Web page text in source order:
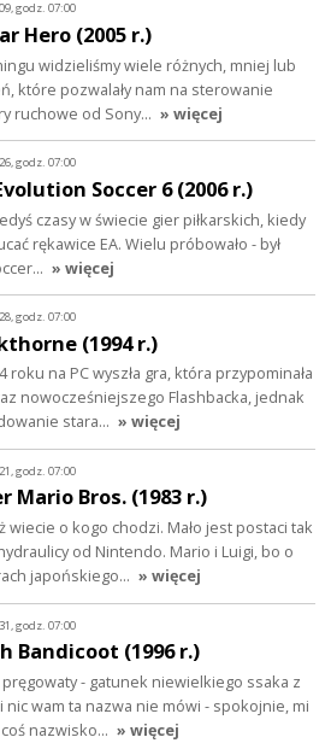
godz. 07:00
Hero (2005 r.)
widzieliśmy wiele różnych, mniej lub
które pozwalały nam na sterowanie
ruchowe od Sony… » więcej
godz. 07:00
Soccer 6 (2006 r.)
czasy w świecie gier piłkarskich, kiedy
rękawice EA. Wielu próbowało - był
» więcej
godz. 07:00
(1994 r.)
roku na PC wyszła gra, która przypominała
nowocześniejszego Flashbacka, jednak
stara… » więcej
godz. 07:00
Mario Bros. (1983 r.)
wiecie o kogo chodzi. Mało jest postaci tak
od Nintendo. Mario i Luigi, bo o
japońskiego… » więcej
godz. 07:00
Bandicoot (1996 r.)
pręgowaty - gatunek niewielkiego ssaka z
wam ta nazwa nie mówi - spokojnie, mi
nazwisko… » więcej